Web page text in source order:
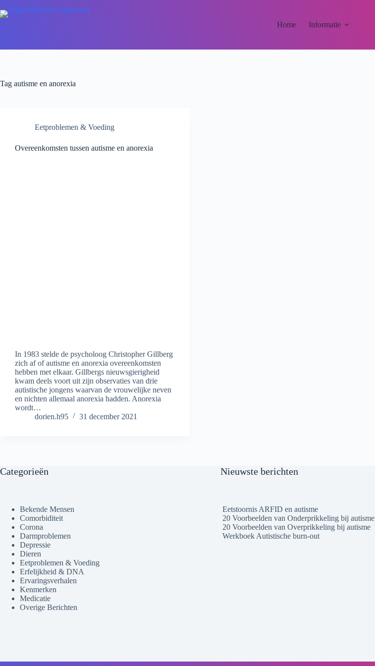
Home Informatie
Tag autisme en anorexia
Eetproblemen & Voeding
Overeenkomsten tussen autisme en anorexia
In 1983 stelde de psycholoog Christopher Gillberg
zich af of autisme en anorexia overeenkomsten
hebben met elkaar. Gillbergs nieuwsgierigheid
kwam deels voort uit zijn observaties van drie
autistische jongens waarvan de vrouwelijke neven
en nichten allemaal anorexia hadden. Anorexia
wordt…
dorien.h95
31 december 2021
Categorieën
Bekende Mensen
Comorbiditeit
Corona
Darmproblemen
Depressie
Dieren
Eetproblemen & Voeding
Erfelijkheid & DNA
Ervaringsverhalen
Kenmerken
Medicatie
Overige Berichten
Nieuwste berichten
Eetstoornis ARFID en autisme
20 Voorbeelden van Onderprikkeling bij autisme
20 Voorbeelden van Overprikkeling bij autisme
Werkboek Autistische burn-out